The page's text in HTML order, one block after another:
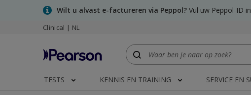
Wilt u alvast e-factureren via Peppol? Vul uw Peppol-ID
Clinical | NL
TESTS KENNIS EN TRAINING SERVICE EN